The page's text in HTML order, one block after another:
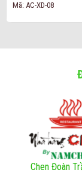
Mã: AC-XD-08
Chen Đoàn